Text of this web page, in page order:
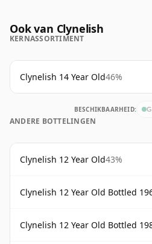
Ook van Clynelish
KERNASSORTIMENT
Clynelish 14 Year Old46%
BESCHIKBAARHEID:
ANDERE BOTTELINGEN
Clynelish 12 Year Old43%
Clynelish 12 Year Old Bottled
Clynelish 12 Year Old Bottled